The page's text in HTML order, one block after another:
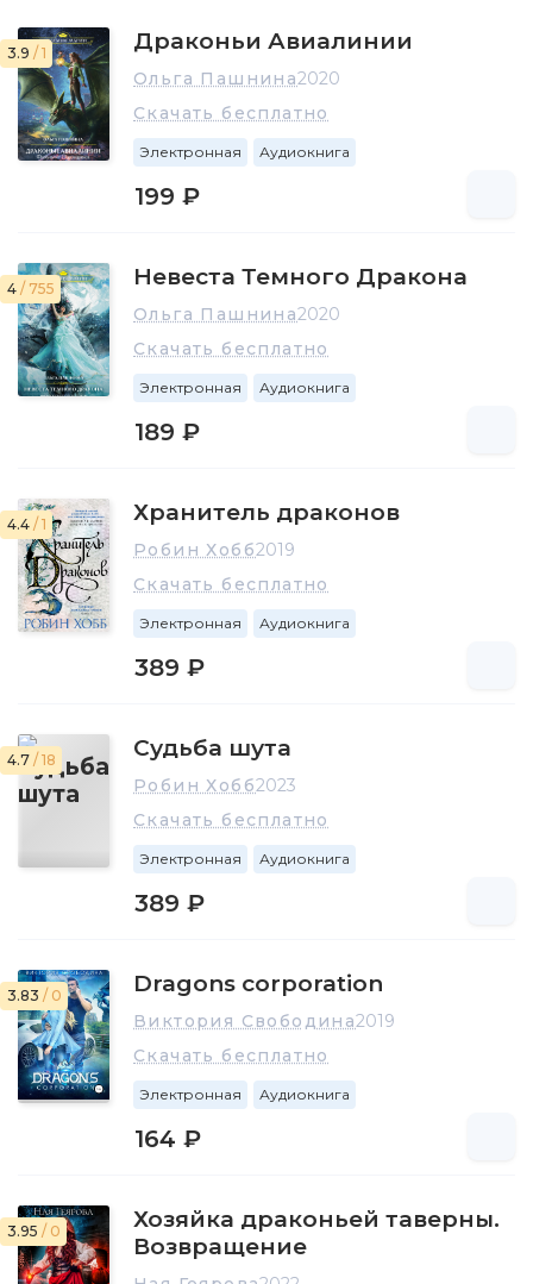
3.9 / 1 Драконьи Авиалинии
Ольга Пашнина2020
Скачать бесплатно
Электронная Аудиокнига
199 ₽
4 / 755 Невеста Темного Дракона
Ольга Пашнина2020
Скачать бесплатно
Электронная Аудиокнига
189 ₽
4.4 / 1 Хранитель драконов
Робин Хобб2019
Скачать бесплатно
Электронная Аудиокнига
389 ₽
4.7 / 18 Судьба шута
Робин Хобб2023
Скачать бесплатно
Электронная Аудиокнига
389 ₽
3.83 / 0 Dragons corporation
Виктория Свободина2019
Скачать бесплатно
Электронная Аудиокнига
164 ₽
3.95 / 0
Хозяйка драконьей таверны.
Возвращение